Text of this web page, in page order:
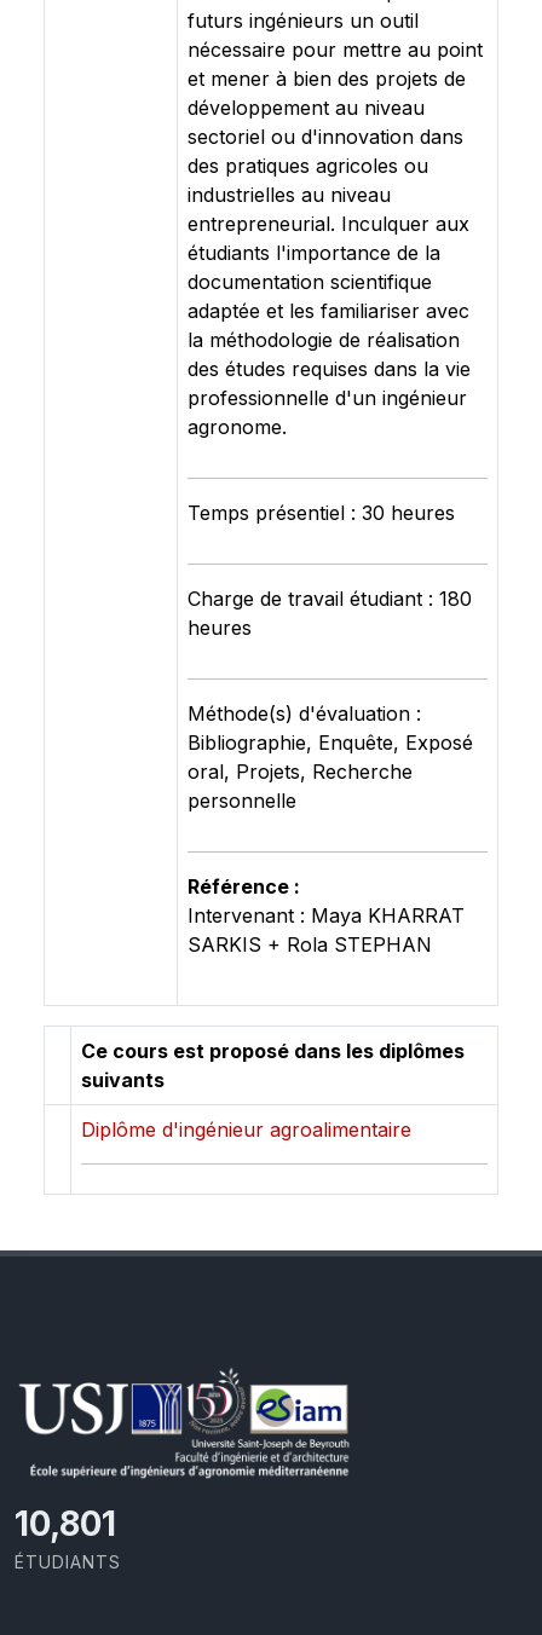
futurs ingénieurs un outil
nécessaire pour mettre au point
et mener à bien des projets de
développement au niveau
sectoriel ou d'innovation dans
des pratiques agricoles ou
industrielles au niveau
entrepreneurial. Inculquer aux
étudiants l'importance de la
documentation scientifique
adaptée et les familiariser avec
la méthodologie de réalisation
des études requises dans la vie
professionnelle d'un ingénieur
agronome.
Temps présentiel : 30 heures
Charge de travail étudiant : 180
heures
Méthode(s) d'évaluation :
Bibliographie, Enquête, Exposé
oral, Projets, Recherche
personnelle
Référence :
Intervenant : Maya KHARRAT
SARKIS + Rola STEPHAN
Ce cours est proposé dans les diplômes
suivants
Diplôme d'ingénieur agroalimentaire
11,418
ÉTUDIANTS